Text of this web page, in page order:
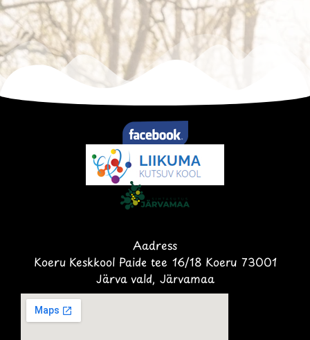
Aadress
Koeru Keskkool Paide tee 16/18 Koeru 73001
Järva vald, Järvamaa